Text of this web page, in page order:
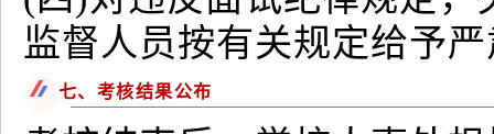
监督人员按有关规定给予
七、考核结果公布